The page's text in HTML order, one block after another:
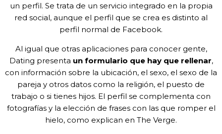
un perfil. Se trata de un servicio integrado en la propia
red social, aunque el perfil que se crea es distinto al
perfil normal de Facebook.
Al igual que otras aplicaciones para conocer gente,
Dating presenta un formulario que hay que rellenar,
con información sobre la ubicación, el sexo, el sexo de la
pareja y otros datos como la religión, el puesto de
trabajo o si tienes hijos. El perfil se complementa con
fotografías y la elección de frases con las que romper el
hielo, como explican en The Verge.